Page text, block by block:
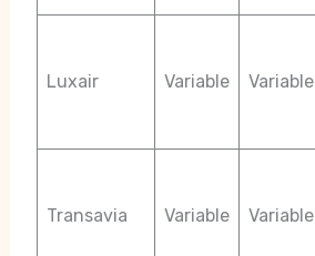
Luxair Variable Variable
Transavia Variable Variable